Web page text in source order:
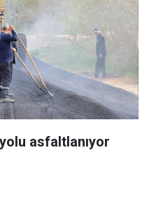
yolu asfaltlanıyor